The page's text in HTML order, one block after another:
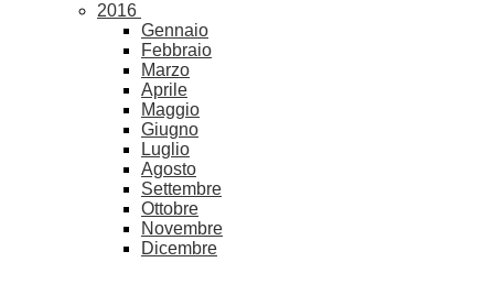
2016
Gennaio
Febbraio
Marzo
Aprile
Maggio
Giugno
Luglio
Agosto
Settembre
Ottobre
Novembre
Dicembre